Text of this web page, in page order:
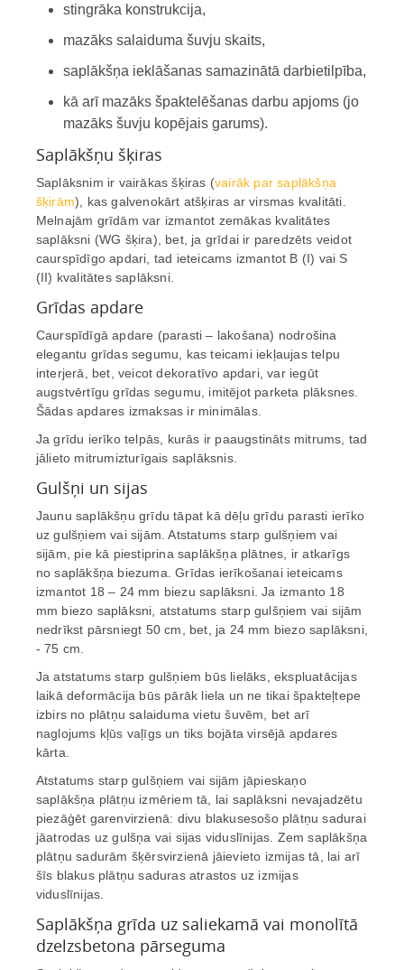
stingrāka konstrukcija,
mazāks salaiduma šuvju skaits,
saplākšņa ieklāšanas samazinātā darbietilpība,
kā arī mazāks špaktelēšanas darbu apjoms (jo
mazāks šuvju kopējais garums).
Saplākšņu šķiras
Saplāksnim ir vairākas šķiras (vairāk par saplākšņa
šķirām), kas galvenokārt atšķiras ar virsmas kvalitāti.
Melnajām grīdām var izmantot zemākas kvalitātes
saplāksni (WG šķira), bet, ja grīdai ir paredzēts veidot
caurspīdīgo apdari, tad ieteicams izmantot B (I) vai S
(II) kvalitātes saplāksni.
Grīdas apdare
Caurspīdīgā apdare (parasti – lakošana) nodrošina
elegantu grīdas segumu, kas teicami iekļaujas telpu
interjerā, bet, veicot dekoratīvo apdari, var iegūt
augstvērtīgu grīdas segumu, imitējot parketa plāksnes.
Šādas apdares izmaksas ir minimālas.
Ja grīdu ierīko telpās, kurās ir paaugstināts mitrums, tad
jālieto mitrumizturīgais saplāksnis.
Gulšņi un sijas
Jaunu saplākšņu grīdu tāpat kā dēļu grīdu parasti ierīko
uz gulšņiem vai sijām. Atstatums starp gulšņiem vai
sijām, pie kā piestiprina saplākšņa plātnes, ir atkarīgs
no saplākšņa biezuma. Grīdas ierīkošanai ieteicams
izmantot 18 – 24 mm biezu saplāksni. Ja izmanto 18
mm biezo saplāksni, atstatums starp gulšņiem vai sijām
nedrīkst pārsniegt 50 cm, bet, ja 24 mm biezo saplāksni,
- 75 cm.
Ja atstatums starp gulšņiem būs lielāks, ekspluatācijas
laikā deformācija būs pārāk liela un ne tikai špakteļtepe
izbirs no plātņu salaiduma vietu šuvēm, bet arī
naglojums kļūs vaļīgs un tiks bojāta virsējā apdares
kārta.
Atstatums starp gulšņiem vai sijām jāpieskaņo
saplākšņa plātņu izmēriem tā, lai saplāksni nevajadzētu
piezāģēt garenvirzienā: divu blakusesošo plātņu sadurai
jāatrodas uz gulšņa vai sijas viduslīnijas. Zem saplākšņa
plātņu sadurām šķērsvirzienā jāievieto izmijas tā, lai arī
šīs blakus plātņu saduras atrastos uz izmijas
viduslīnijas.
Saplākšņa grīda uz saliekamā vai monolītā
dzelzsbetona pārseguma